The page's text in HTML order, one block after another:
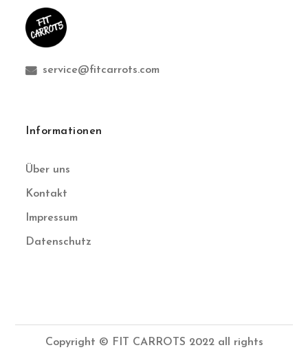
service@fitcarrots.com
Informationen
Über uns
Kontakt
Impressum
Datenschutz
Copyright © FIT CARROTS 2022 all rights